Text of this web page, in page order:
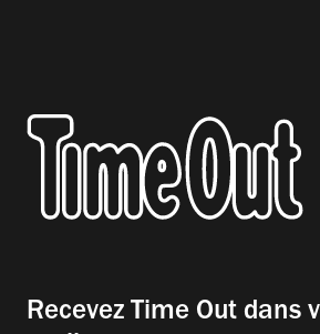
Recevez Time Out dans